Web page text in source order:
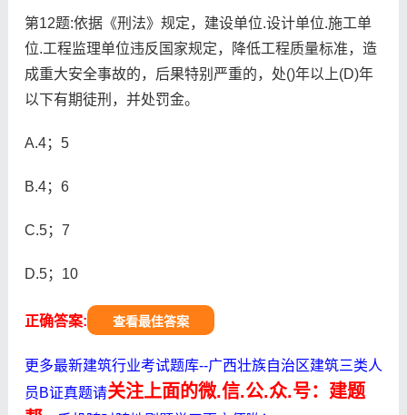
第12题:依据《刑法》规定，建设单位.设计单位.施工单
位.工程监理单位违反国家规定，降低工程质量标准，造
成重大安全事故的，后果特别严重的，处()年以上(D)年
以下有期徒刑，并处罚金。
A.4；5
B.4；6
C.5；7
D.5；10
正确答案: 查看最佳答案
更多最新建筑行业考试题库--广西壮族自治区建筑三类人
员B证真题请关注上面的微.信.公.众.号：建题